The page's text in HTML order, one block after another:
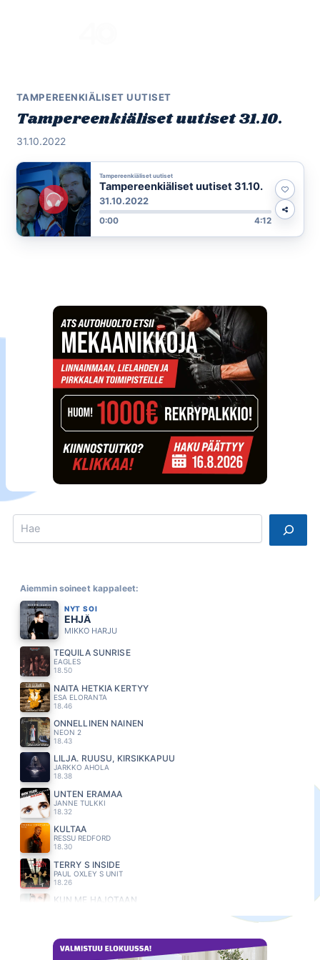
TAMPEREENKIÄLISET UUTISET
Tampereenkiäliset uutiset 31.10.
31.10.2022
Tampereenkiäliset uutiset
Tampereenkiäliset uutiset 31.10.
31.10.2022
0:00 4:12
Search
Aiemmin soineet kappaleet:
NYT SOI
EHJÄ
MIKKO HARJU
TEQUILA SUNRISE
EAGLES
18.50
NÄITÄ HETKIÄ KERTYY
ESA ELORANTA
18.46
ONNELLINEN NAINEN
NEON 2
18.43
LILJA. RUUSU, KIRSIKKAPUU
JARKKO AHOLA
18.38
UNTEN ERAMAA
JANNE TULKKI
18.32
KULTAA
RESSU REDFORD
18.30
TERRY S INSIDE
PAUL OXLEY S UNIT
18.26
KUN ME HAJOTAAN
KNIPI
18.18